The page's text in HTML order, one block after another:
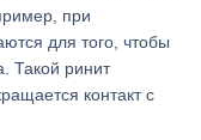
при
для того, чтобы
Такой ринит
контакт с